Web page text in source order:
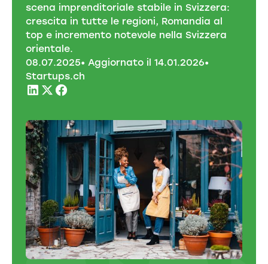
scena imprenditoriale stabile in Svizzera:
crescita in tutte le regioni, Romandia al
top e incremento notevole nella Svizzera
orientale.
08.07.2025• Aggiornato il 14.01.2026•
Startups.ch